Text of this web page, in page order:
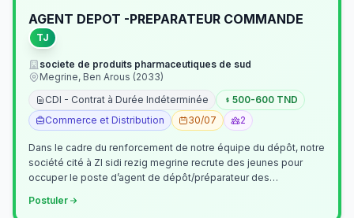
AGENT DEPOT -PREPARATEUR COMMANDE
TJ
societe de produits pharmaceutiques de sud
Megrine, Ben Arous (2033)
CDI - Contrat à Durée Indéterminée
500-600 TND
Commerce et Distribution
30/07 2
Dans le cadre du renforcement de notre équipe du dépôt, notre
société cité à ZI sidi rezig megrine recrute des jeunes pour
occuper le poste d’agent de dépôt/préparateur des
Postuler